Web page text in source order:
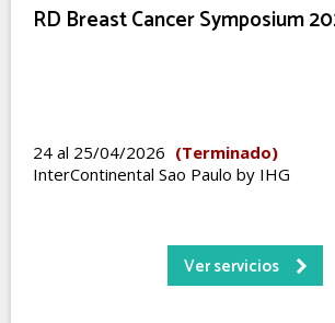
RD Breast Cancer Symposium
24 al 25/04/2026 (Terminado)
InterContinental Sao Paulo by IHG
Ver servicios